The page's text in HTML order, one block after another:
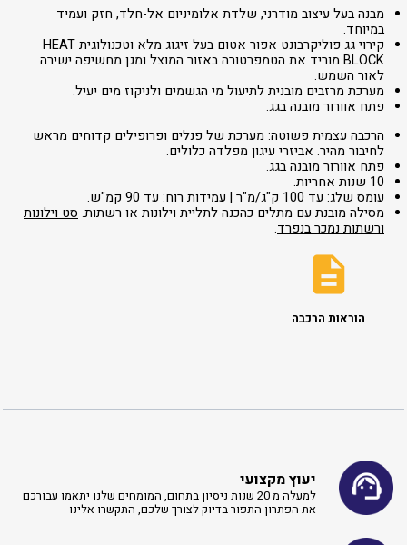
מבנה בעל עיצוב מודרני, שלדת אלומיניום אל-חלד, חזק ועמיד
במיוחד.
קירוי גג פוליקרבונט אפור אטום בעל זיגוג מלא וטכנולוגית HEAT
BLOCK מוריד את הטמפרטורה באזור המוצל ומגן מחשיפה ישירה
לאור השמש.
מערכת מרזבים מובנית לתיעול מי הגשמים ולניקוז מים יעיל.
פתח אוורור מובנה בגג.
הרכבה עצמית פשוטה: מערכת של פנלים ופרופילים קדוחים מראש
לחיבור מהיר. אביזרי עיגון מפלדה כלולים.
פתח אוורור מובנה בגג.
10 שנות אחריות.
עומס שלג: עד 100 ק"ג/מ"ר | עמידות רוח: עד 90 קמ"ש.
מסילה מובנת עם מתלים כהכנה לתליית וילונות או רשתות. סט וילונות
ורשתות נמכר בנפרד.
הוראות הרכבה
יעוץ מקצועי
למעלה מ 20 שנות ניסיון בתחום, המומחים שלנו יתאמו עבורכם
את הפתרון התפור בדיוק לצורך שלכם, התקשרו אלינו ​